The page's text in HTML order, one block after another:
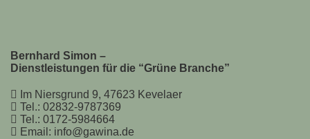
Bernhard Simon –
Dienstleistungen für die “Grüne Branche”
Im Niersgrund 9, 47623 Kevelaer
Tel.: 02832-9787369
Tel.: 0172-5984664
Email: info@gawina.de